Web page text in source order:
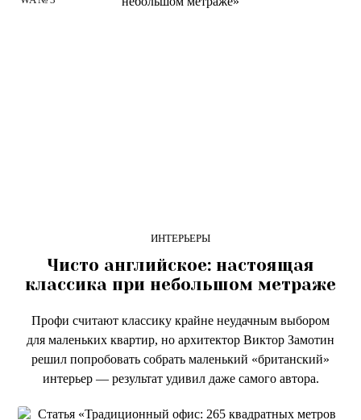
ИНТЕРЬЕРЫ
Чисто английское: настоящая
классика при небольшом метраже
Профи считают классику крайне неудачным выбором
для маленьких квартир, но архитектор Виктор Замотин
решил попробовать собрать маленький «британский»
интерьер — результат удивил даже самого автора.